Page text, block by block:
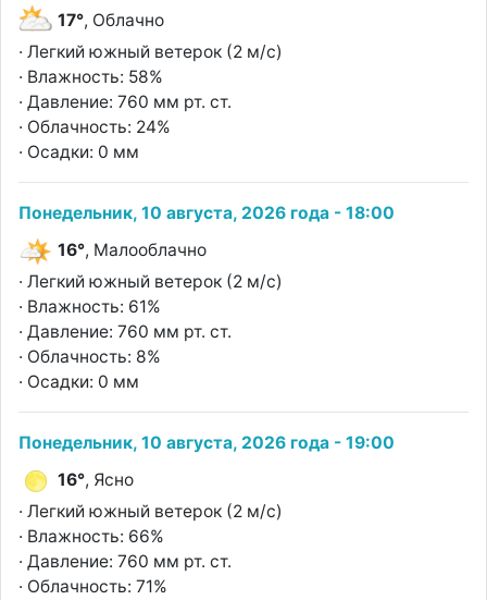
17°, Облачно
· Легкий южный ветерок (2 м/с)
· Влажность: 58%
· Давление: 760 мм рт. ст.
· Облачность: 24%
· Осадки: 0 мм
Понедельник, 10 августа, 2026 года - 18:00
16°, Малооблачно
· Легкий южный ветерок (2 м/с)
· Влажность: 61%
· Давление: 760 мм рт. ст.
· Облачность: 8%
· Осадки: 0 мм
Понедельник, 10 августа, 2026 года - 19:00
16°, Ясно
· Легкий южный ветерок (2 м/с)
· Влажность: 66%
· Давление: 760 мм рт. ст.
· Облачность: 71%